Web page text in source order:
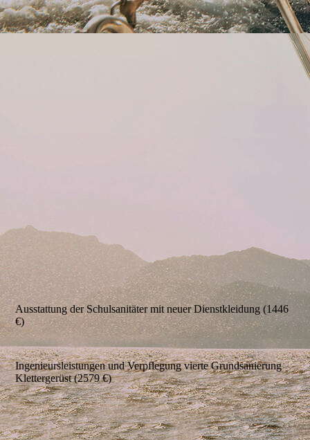
Ausstattung der Schulsanitäter mit neuer Dienstkleidung (1446
€)
Ingenieursleistungen und Verpflegung vierte Grundsanierung
Klettergerüst (2579 €)